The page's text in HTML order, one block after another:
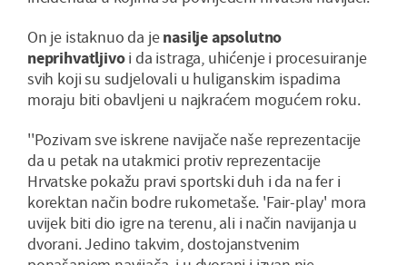
On je istaknuo da jenasilje apsolutno
neprihvatljivoi da istraga, uhićenje i procesuiranje
svih koji su sudjelovali u huliganskim ispadima
moraju biti obavljeni u najkraćem mogućem roku.
''Pozivam sve iskrene navijače naše reprezentacije
da u petak na utakmici protiv reprezentacije
Hrvatske pokažu pravi sportski duh i da na fer i
korektan način bodre rukometaše. 'Fair-play' mora
uvijek biti dio igre na terenu, ali i način navijanja u
dvorani. Jedino takvim, dostojanstvenim